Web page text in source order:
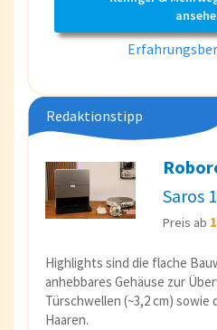
Redaktionstipp
Saros
Preis ab
Highlights sind die flache
anhebbares Gehäuse zur
Türschwellen (~3,2 cm) sowie
Haaren.